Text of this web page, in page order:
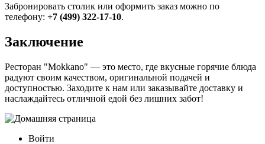
Забронировать столик или оформить заказ можно по
телефону: +7 (499) 322-17-10.
Заключение
Ресторан "Mokkano" — это место, где вкусные горячие блюда
радуют своим качеством, оригинальной подачей и
доступностью. Заходите к нам или заказывайте доставку и
наслаждайтесь отличной едой без лишних забот!
Войти